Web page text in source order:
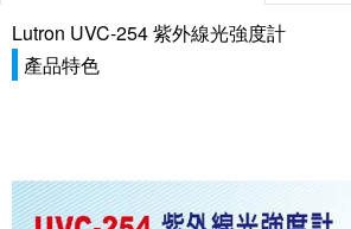
Lutron UVC-254 紫外線光強度計
產品特色